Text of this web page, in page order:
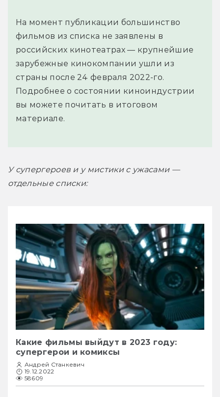
На момент публикации большинство
фильмов из списка не заявлены в
российских кинотеатрах — крупнейшие
зарубежные кинокомпании ушли из
страны после 24 февраля 2022-го.
Подробнее о состоянии киноиндустрии
вы можете почитать в итоговом
материале.
У супергероев и у мистики с ужасами —
отдельные списки:
Какие фильмы выйдут в 2023 году:
супергерои и комиксы
Андрей Станкевич
19.12.2022
58609